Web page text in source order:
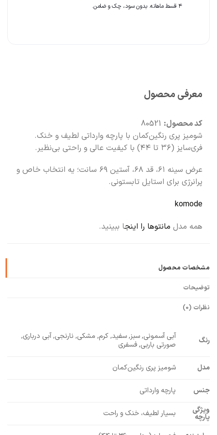
بعد از خرید هم کنارتیم
۴ قسط ماهانه. بدون سود، چک و ضامن.
معرفی محصول
کد محصول: 80521
شومیز پری رنگین‌کمان با پارچه وارداتی لطیف و خنک.
فری‌سایز (۳۶ تا ۴۴) با کیفیت عالی و راحتی بی‌نظیر.
عرض سینه ۶۱، قد ۶۸، آستین ۶۹ سانت؛ یه انتخاب خاص و
پرانرژی برای استایل تابستونی.
komode
همه مدل مانتوها را اینجا ببینید.
مشخصات محصول
توضیحات
نظرات (0)
رنگ
آبی آسمونی, سبز, سفید, کرم, مشکی, نارنجی, آبی درباری,
صورتی باربی, فسفری
مدل شومیز پری رنگین‌کمان
جنس
پارچه وارداتی
ویژگی
پارچه بسیار لطیف، خنک و راحت